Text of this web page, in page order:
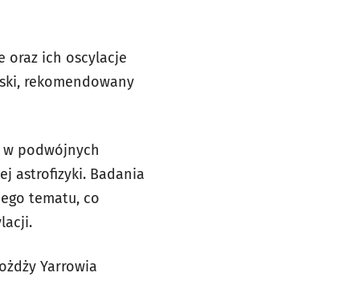
oraz ich oscylacje
rekomendowany
podwójnych
astrofizyki. Badania
tematu, co
Yarrowia